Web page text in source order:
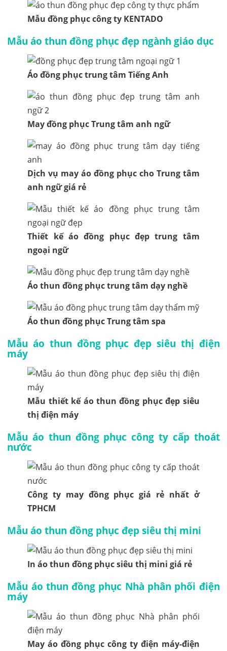
Mẫu đồng phục công ty KENTADO
Mẫu áo thun đồng phục đẹp ngành giáo dục
Áo đồng phục trung tâm Tiếng Anh
May đồng phục Trung tâm anh ngữ
Dịch vụ may áo đồng phục cho Trung tâm
anh ngữ giá rẻ
Thiết kế áo đồng phục đẹp trung tâm
ngoại ngữ
Áo thun đồng phục trung tâm dạy nghề
Áo thun đồng phục Trung tâm spa
Mẫu áo thun đồng phục đẹp siêu thị điện
máy
Mẫu thiết kế áo thun đồng phục đẹp siêu
thị điện máy
Mẫu áo thun đồng phục công ty cấp thoát
nước
Công ty may đồng phục giá rẻ nhất ở
TPHCM
Mẫu áo thun đồng phục đẹp siêu thị mini
In áo thun đồng phục siêu thị mini giá rẻ
Mẫu áo thun đồng phục Nhà phân phối điện
máy
May áo đồng phục công ty điện máy-điện